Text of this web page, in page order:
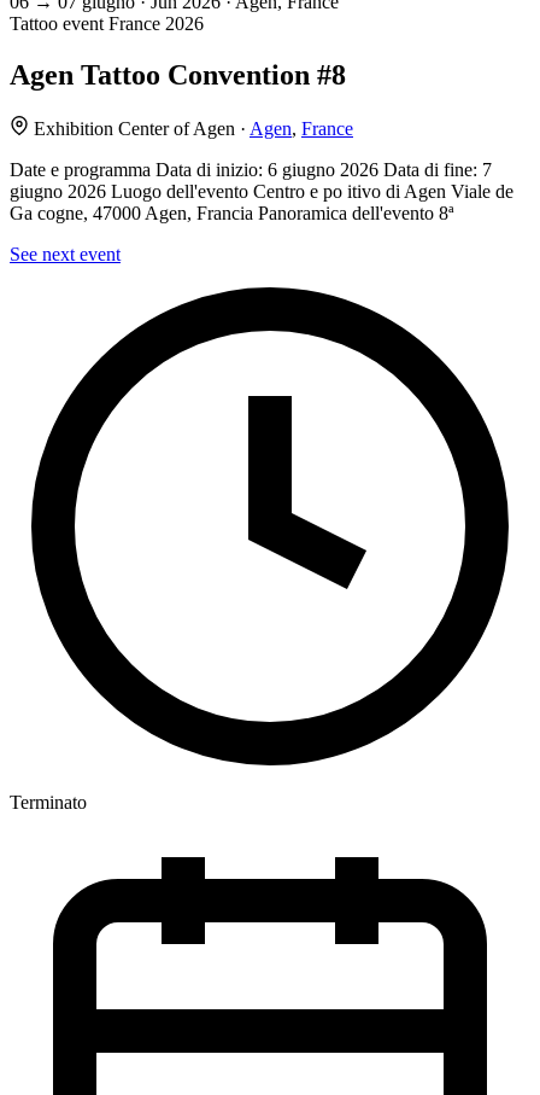
Tattoo event France 2026
Agen Tattoo Convention #8
Exhibition Center of Agen · Agen, France
Date e programma Data di inizio: 6 giugno 2026 Data di fine: 7
giugno 2026 Luogo dell'evento Centro e po itivo di Agen Viale de
Ga cogne, 47000 Agen, Francia Panoramica dell'evento 8ª
See next event
Terminato